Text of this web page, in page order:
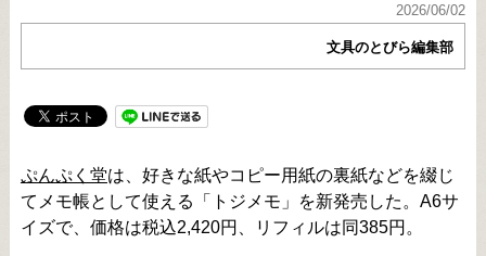
2026/06/02
文具のとびら編集部
ぷんぷく堂は、好きな紙やコピー用紙の裏紙などを綴じ
てメモ帳として使える「トジメモ」を新発売した。A6サ
イズで、価格は税込2,420円、リフィルは同385円。